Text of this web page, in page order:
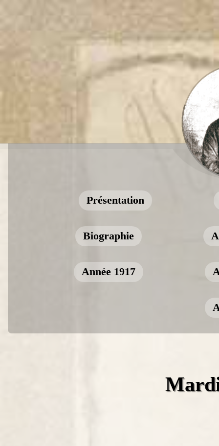
Présentation
Biographie
Année 1917